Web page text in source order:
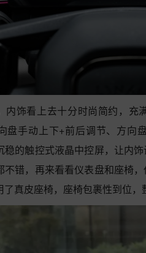
内饰看上去十分时尚简约，充
盘手动上下+前后调节、方向
稳的触控式液晶中控屏，让内
不错，再来看看仪表盘和座椅
了真皮座椅，座椅包裹性到位